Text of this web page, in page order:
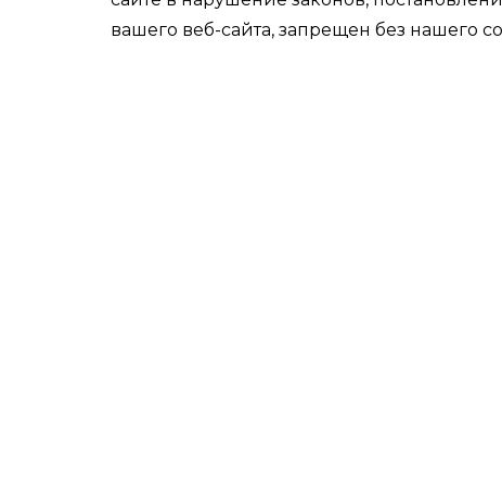
вашего веб-сайта, запрещен без нашего